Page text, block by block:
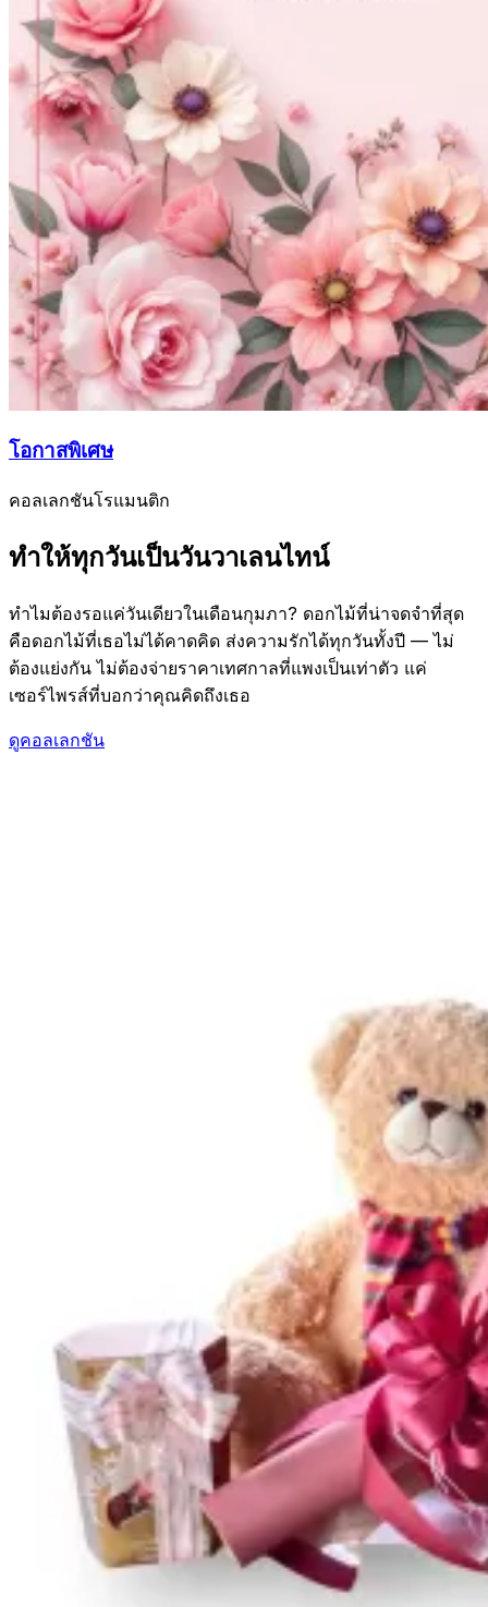
โอกาสพิเศษ
คอลเลกชันโรแมนติก
ทำให้ทุกวันเป็นวันวาเลนไทน์
ทำไมต้องรอแค่วันเดียวในเดือนกุมภา? ดอกไม้ที่น่าจดจำที่สุด
คือดอกไม้ที่เธอไม่ได้คาดคิด ส่งความรักได้ทุกวันทั้งปี — ไม่
ต้องแย่งกัน ไม่ต้องจ่ายราคาเทศกาลที่แพงเป็นเท่าตัว แค่
เซอร์ไพรส์ที่บอกว่าคุณคิดถึงเธอ
ดูคอลเลกชัน